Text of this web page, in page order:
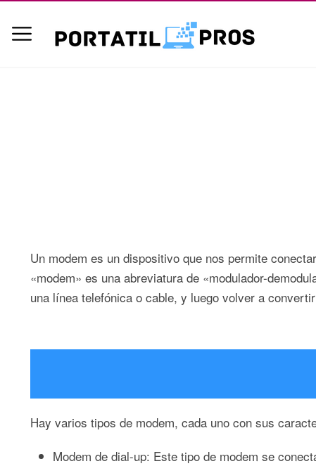
Un modem es un dispositivo que nos permite
«modem» es una abreviatura de «modulador-
una línea telefónica o cable, y luego volver a
Hay varios tipos de modem, cada uno con sus
Modem de dial-up: Este tipo de modem se